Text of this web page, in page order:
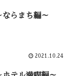
らまち編～
2021.10.24